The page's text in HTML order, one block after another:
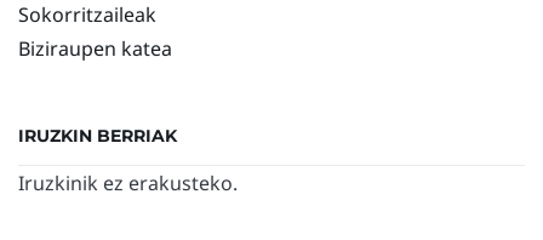
Sokorritzaileak
Biziraupen katea
IRUZKIN BERRIAK
Iruzkinik ez erakusteko.